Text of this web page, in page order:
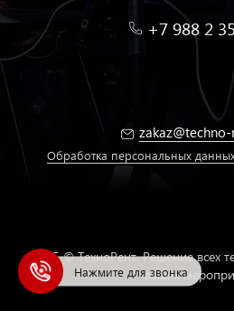
+7 988 2
Обработка персональных
2025 © ТехноРент. Решение всех
ваших
Нажмите для звонка